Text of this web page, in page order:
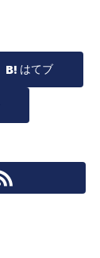
はてブ